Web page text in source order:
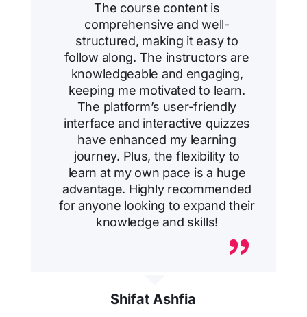
The course content is
comprehensive and well-
structured, making it easy to
follow along. The instructors are
knowledgeable and engaging,
keeping me motivated to learn.
The platform’s user-friendly
interface and interactive quizzes
have enhanced my learning
journey. Plus, the flexibility to
learn at my own pace is a huge
advantage. Highly recommended
for anyone looking to expand their
knowledge and skills!
Shifat Ashfia